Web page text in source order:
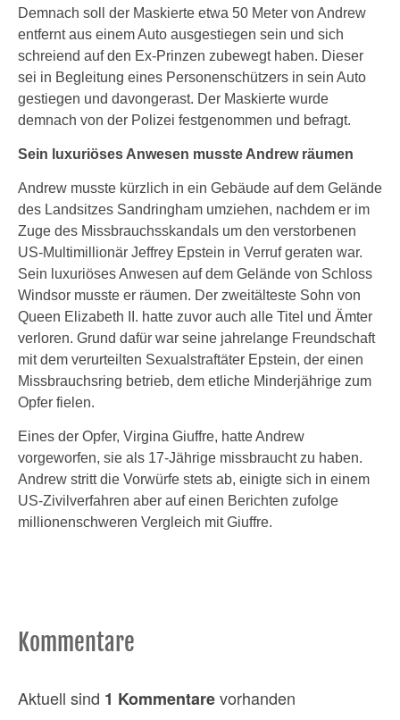
Demnach soll der Maskierte etwa 50 Meter von Andrew
entfernt aus einem Auto ausgestiegen sein und sich
schreiend auf den Ex-Prinzen zubewegt haben. Dieser
sei in Begleitung eines Personenschützers in sein Auto
gestiegen und davongerast. Der Maskierte wurde
demnach von der Polizei festgenommen und befragt.
Sein luxuriöses Anwesen musste Andrew räumen
Andrew musste kürzlich in ein Gebäude auf dem Gelände
des Landsitzes Sandringham umziehen, nachdem er im
Zuge des Missbrauchsskandals um den verstorbenen
US-Multimillionär Jeffrey Epstein in Verruf geraten war.
Sein luxuriöses Anwesen auf dem Gelände von Schloss
Windsor musste er räumen. Der zweitälteste Sohn von
Queen Elizabeth II. hatte zuvor auch alle Titel und Ämter
verloren. Grund dafür war seine jahrelange Freundschaft
mit dem verurteilten Sexualstraftäter Epstein, der einen
Missbrauchsring betrieb, dem etliche Minderjährige zum
Opfer fielen.
Eines der Opfer, Virgina Giuffre, hatte Andrew
vorgeworfen, sie als 17-Jährige missbraucht zu haben.
Andrew stritt die Vorwürfe stets ab, einigte sich in einem
US-Zivilverfahren aber auf einen Berichten zufolge
millionenschweren Vergleich mit Giuffre.
Kommentare
Aktuell sind 1 Kommentarevorhanden